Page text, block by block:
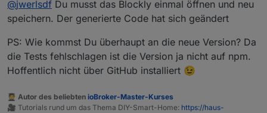
mehr habe.
@jwerlsdf Du musst das Blockly einmal öffnen und neu
speichern. Der generierte Code hat sich geändert
PS: Wie kommst Du überhaupt an die neue Version? Da
die Tests fehlschlagen ist die Version ja nicht auf npm.
Hoffentlich nicht über GitHub installiert 😉
🧑‍🎓 Autor des beliebten ioBroker-Master-Kurses
🎥 Tutorials rund um das Thema DIY-Smart-Home: https://haus-